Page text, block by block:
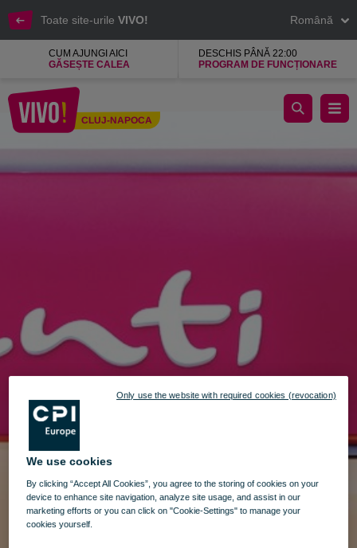
Toate site-urile VIVO! Română
CUM AJUNGI AICI
GĂSEȘTE CALEA
DESCHIS PÂNĂ 22:00
PROGRAM DE FUNCȚIONARE
CLUJ-NAPOCA
Penti, magazin de lenjerie intima, costume de baie
We use cookies
By clicking “Accept All Cookies”, you agree to the storing of cookies on your
device to enhance site navigation, analyze site usage, and assist in our
marketing efforts or you can click on "Cookie-Settings" to manage your
cookies yourself.
Only use the website with required cookies (revocation)